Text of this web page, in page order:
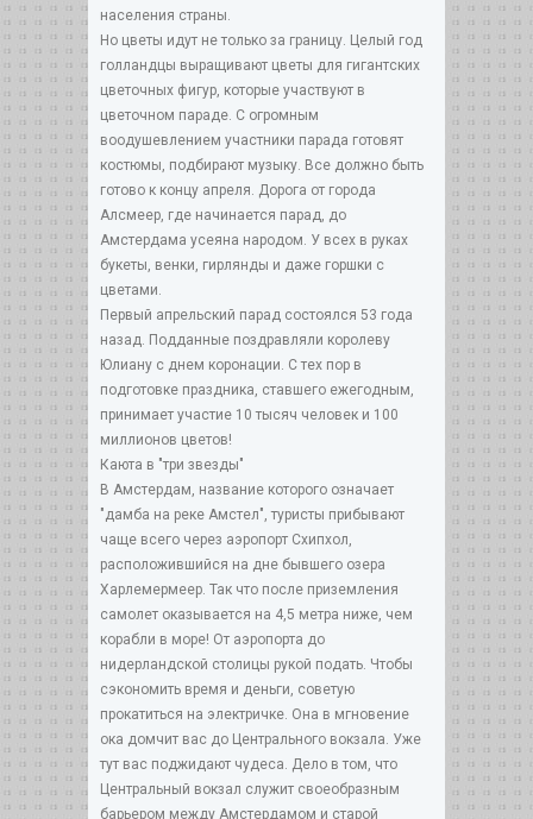
населения страны.
Но цветы идут не только за границу. Целый год
голландцы выращивают цветы для гигантских
цветочных фигур, которые участвуют в
цветочном параде. С огромным
воодушевлением участники парада готовят
костюмы, подбирают музыку. Все должно быть
готово к концу апреля. Дорога от города
Алсмеер, где начинается парад, до
Амстердама усеяна народом. У всех в руках
букеты, венки, гирлянды и даже горшки с
цветами.
Первый апрельский парад состоялся 53 года
назад. Подданные поздравляли королеву
Юлиану с днем коронации. С тех пор в
подготовке праздника, ставшего ежегодным,
принимает участие 10 тысяч человек и 100
миллионов цветов!
Каюта в "три звезды"
В Амстердам, название которого означает
"дамба на реке Амстел", туристы прибывают
чаще всего через аэропорт Схипхол,
расположившийся на дне бывшего озера
Харлемермеер. Так что после приземления
самолет оказывается на 4,5 метра ниже, чем
корабли в море! От аэропорта до
нидерландской столицы рукой подать. Чтобы
сэкономить время и деньги, советую
прокатиться на электричке. Она в мгновение
ока домчит вас до Центрального вокзала. Уже
тут вас поджидают чудеса. Дело в том, что
Центральный вокзал служит своеобразным
барьером между Амстердамом и старой